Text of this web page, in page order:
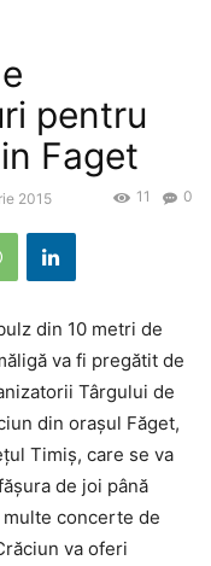
pentru
Faget
2015 0
11
din 10 metri de
va fi pregătit de
Târgului de
din oraşul Făget,
Timiş, care se va
de joi până
concerte de
va oferi